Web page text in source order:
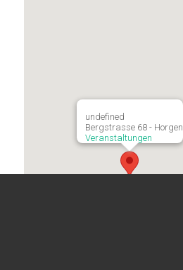
undefined
Bergstrasse 68 - Horgen
Veranstaltungen